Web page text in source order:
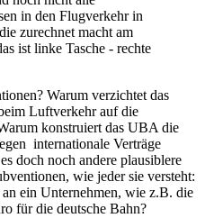
in den Flugverkehr in
zurechnet macht am
ist linke Tasche - rechte
Warum verzichtet das
Luftverkehr auf die
konstruiert das UBA die
internationale Verträge
doch noch andere plausiblere
wie jeder sie versteht:
ein Unternehmen, wie z.B. die
für die deutsche Bahn?